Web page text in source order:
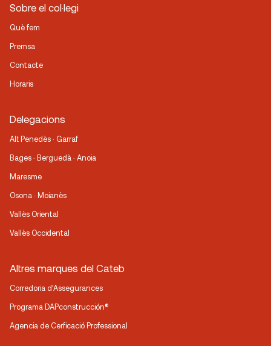
Sobre el col·legi
Què fem
Premsa
Contacte
Horaris
Delegacions
Alt Penedès · Garraf
Bages · Berguedà · Anoia
Maresme
Osona · Moianès
Vallès Oriental
Vallès Occidental
Altres marques del Cateb
Corredoria d’Assegurances
Programa DAPconstrucción®
Agencia de Cerficació Professional